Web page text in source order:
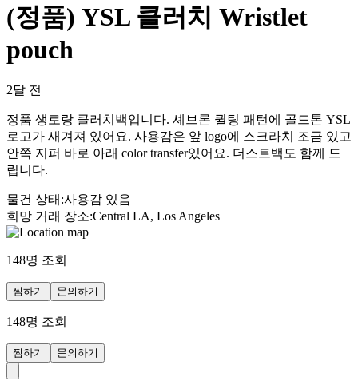
(정품) YSL 클러치 Wristlet
pouch
2달 전
정품 생로랑 클러치백입니다. 셰브론 퀼팅 패턴에 골드톤 YSL
로고가 새겨져 있어요. 사용감은 앞 logo에 스크라치 조금 있고
안쪽 지퍼 바로 아래 color transfer있어요. 더스트백도 함께 드
립니다.
물건 상태 :사용감 있음
희망 거래 장소:Central LA, Los Angeles
148명 조회
찜하기 문의하기
148명 조회
찜하기 문의하기